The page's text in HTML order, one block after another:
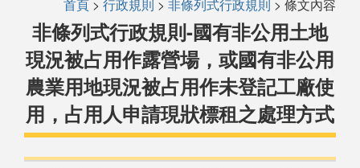
首頁 > 行政規則 > 非條列式行政規則 > 條文內容
非條列式行政規則-國有非公用土地
現況被占用作露營場，或國有非公用
農業用地現況被占用作未登記工廠使
用，占用人申請現狀標租之處理方式